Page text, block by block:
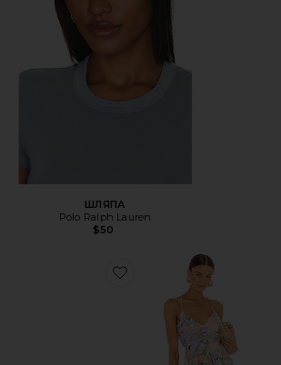
ШЛЯПА
Polo Ralph Lauren
$50
Favorite ПЛАТЬЕ BLYTHE